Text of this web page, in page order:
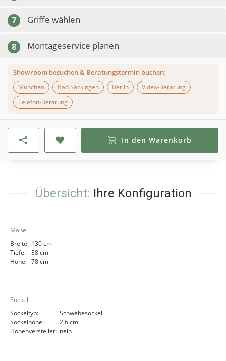
7 Griffe wählen
8 Montageservice planen
Showroom besuchen & Beratungstermin buchen:
München
Bad Säckingen Berlin
Video-Beratung
Telefon-Beratung
In den Warenkorb
Übersicht: Ihre Konfiguration
Maße
Breite: 130 cm
Tiefe:
38 cm
Höhe: 78 cm
Sockel
Sockeltyp:
Schwebesockel
Sockelhöhe:
2,6 cm
Höhenversteller: nein